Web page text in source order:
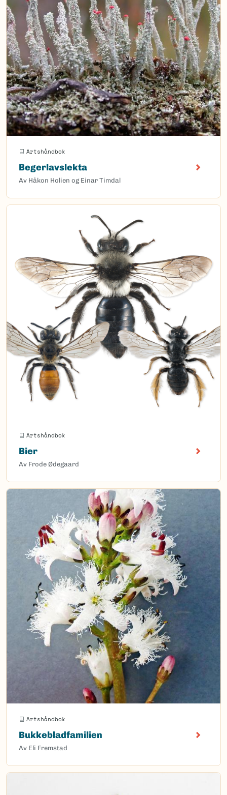
Artshåndbok
Begerlavslekta
Av Håkon Holien og Einar Timdal
Artshåndbok
Bier
Av Frode Ødegaard
Artshåndbok
Bukkebladfamilien
Av Eli Fremstad